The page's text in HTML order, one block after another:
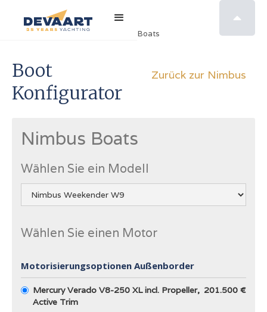

Home > Konfigurator Nimbus Boats
Zurück zur Nimbus
Boot
Konfigurator
Nimbus Boats
Wählen Sie ein Modell
Wählen Sie einen Motor
Motorisierungsoptionen Außenborder
Mercury Verado V8-250 XL incl. Propeller,
Active Trim
201.500 €